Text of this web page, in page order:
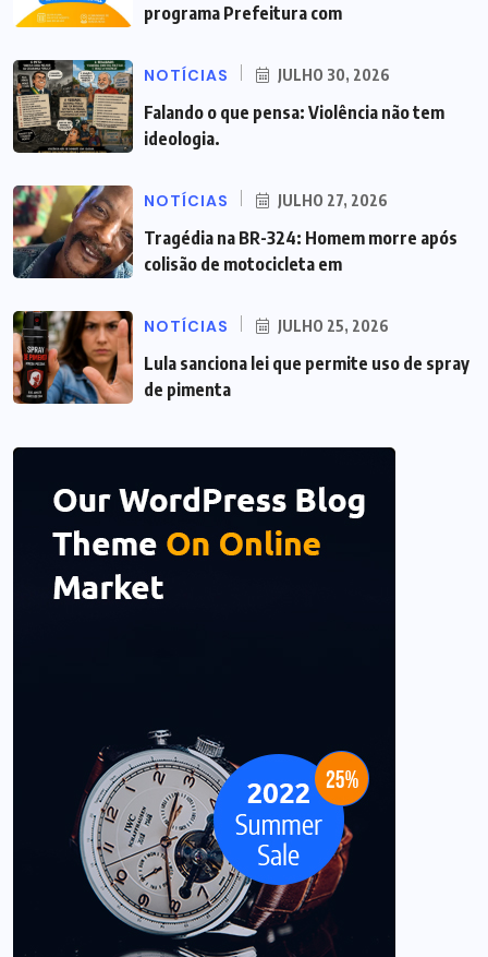
programa Prefeitura com
NOTÍCIAS JULHO 30, 2026
Falando o que pensa: Violência não tem
ideologia.
NOTÍCIAS JULHO 27, 2026
Tragédia na BR-324: Homem morre após
colisão de motocicleta em
NOTÍCIAS JULHO 25, 2026
Lula sanciona lei que permite uso de spray
de pimenta